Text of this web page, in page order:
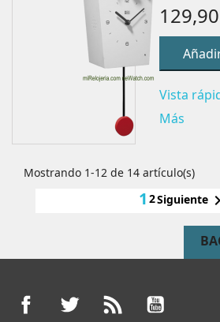
Vista
Más
Mostrando 1-12 de 14 artículo(s)
1 2Siguiente
FacebookTwitter